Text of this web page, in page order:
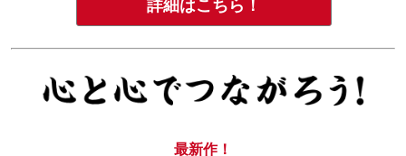
詳細はこちら！
最新作！